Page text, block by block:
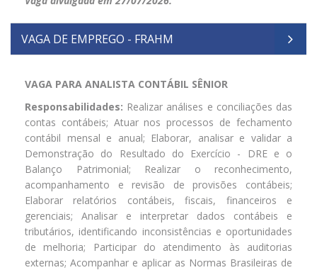
VAGA DE EMPREGO - FRAHM
VAGA PARA ANALISTA CONTÁBIL SÊNIOR
Responsabilidades: Realizar análises e conciliações das
contas contábeis; Atuar nos processos de fechamento
contábil mensal e anual; Elaborar, analisar e validar a
Demonstração do Resultado do Exercício - DRE e o
Balanço Patrimonial; Realizar o reconhecimento,
acompanhamento e revisão de provisões contábeis;
Elaborar relatórios contábeis, fiscais, financeiros e
gerenciais; Analisar e interpretar dados contábeis e
tributários, identificando inconsistências e oportunidades
de melhoria; Participar do atendimento às auditorias
externas; Acompanhar e aplicar as Normas Brasileiras de